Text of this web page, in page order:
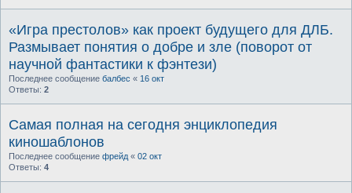
«Игра престолов» как проект будущего для ДЛБ.
Размывает понятия о добре и зле (поворот от
научной фантастики к фэнтези)
Последнее сообщение балбес « 16 окт
Ответы: 2
Самая полная на сегодня энциклопедия
киношаблонов
Последнее сообщение фрейд « 02 окт
Ответы: 4